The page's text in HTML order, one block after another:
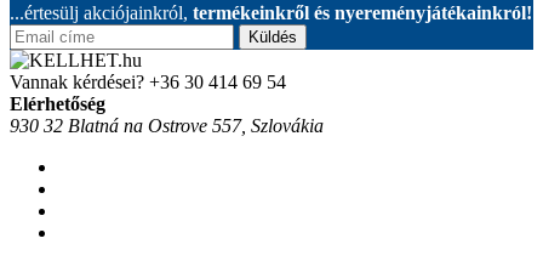
...értesülj akciójainkról, termékeinkről és nyereményjátékainkról!
Küldés
Vannak kérdései? +36 30 414 69 54
Elérhetőség
930 32 Blatná na Ostrove 557, Szlovákia